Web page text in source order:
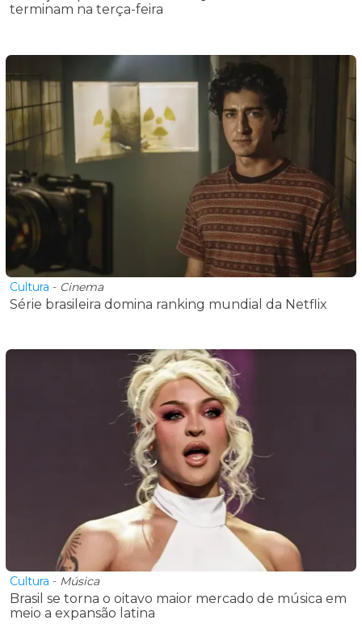
terminam na terça-feira
Cultura - Cinema
Série brasileira domina ranking mundial da Netflix
Cultura - Música
Brasil se torna o oitavo maior mercado de música em
meio a expansão latina